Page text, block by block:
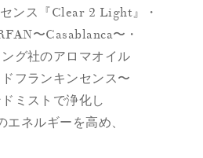
ンス『Clear 2 Light』・
〜Casablanca〜・
グ社のアロマオイル
フランキンセンス〜
ミストで浄化し
エネルギーを高め、